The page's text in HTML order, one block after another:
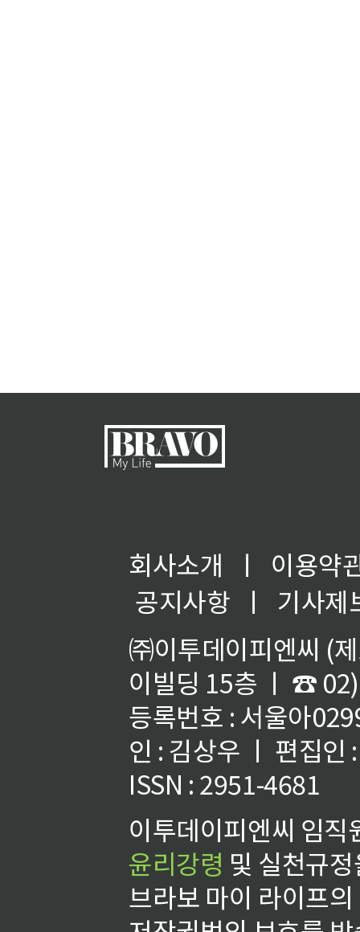
회사소개 ㅣ
이용약
공지사항
ㅣ
기사제
㈜이투데이피엔씨 (
이빌딩 15층 ㅣ ☎
등록번호 : 서울아
인 : 김상우 ㅣ 편집인
ISSN : 2951-4681
이투데이피엔씨 임
윤리강령 및 실천규
브라보 마이 라이프